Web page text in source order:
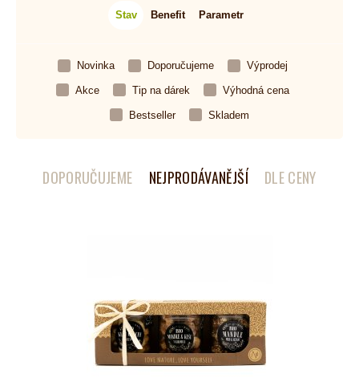
Stav Benefit Parametr
Novinka Doporučujeme Výprodej
Akce Tip na dárek Výhodná cena
Bestseller Skladem
DOPORUČUJEME NEJPRODÁVANĚJŠÍ DLE CENY